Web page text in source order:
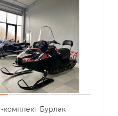
комплект Бурлак